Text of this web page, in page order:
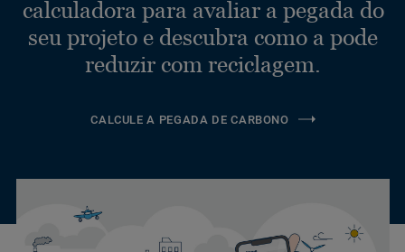
calculadora para avaliar a pegada do
seu projeto e descubra como a pode
reduzir com reciclagem.
CALCULE A PEGADA DE CARBONO